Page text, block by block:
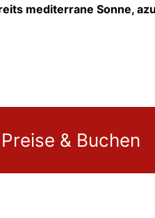
mediterrane Sonne,
& Buchen